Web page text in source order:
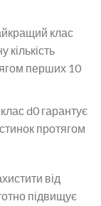
клас
перших 10
d0 гарантує
протягом
від
підвищує